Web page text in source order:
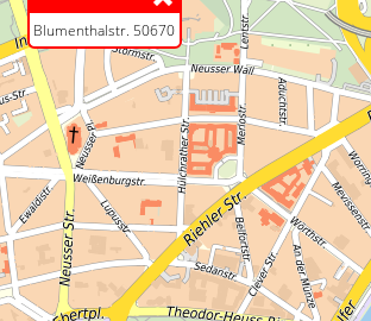
Blumenthalstr. 50670